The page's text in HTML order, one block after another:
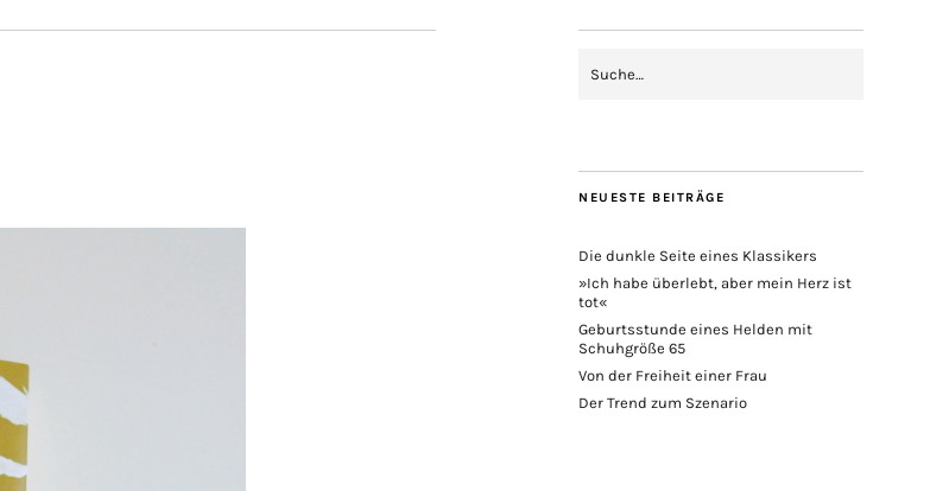
NEUESTE BEITRÄGE
Die dunkle Seite eines Klassikers
»Ich habe überlebt, aber mein Herz ist
tot«
Geburtsstunde eines Helden mit
Schuhgröße 65
Von der Freiheit einer Frau
Der Trend zum Szenario